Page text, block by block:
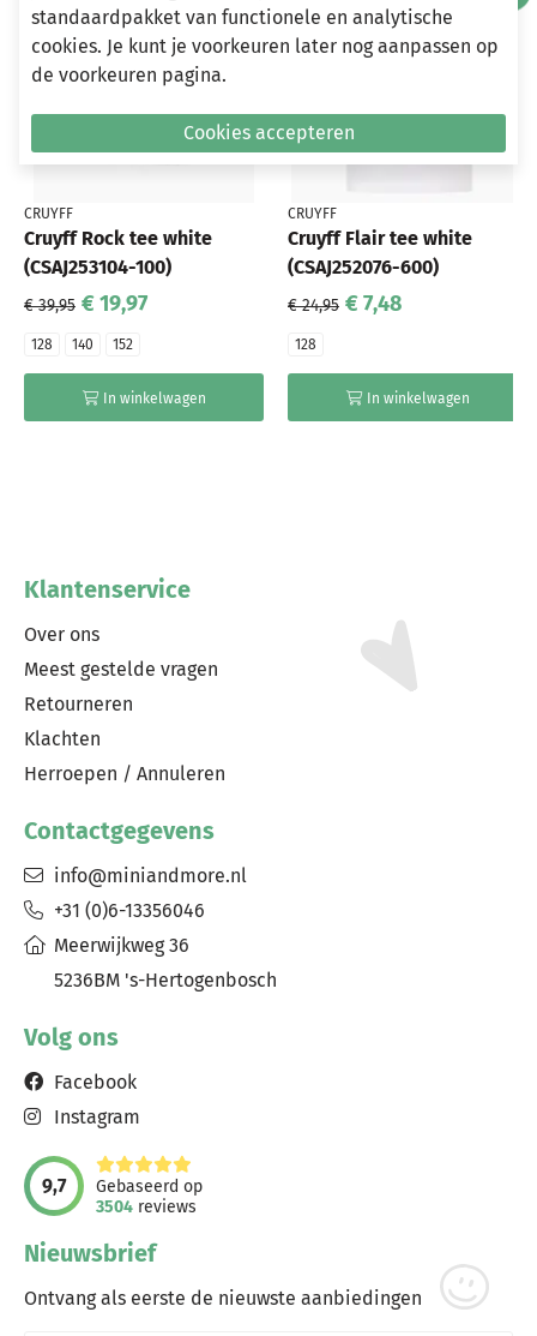
CRUYFF
Cruyff Rock tee white
(CSAJ253104-100)
€ 39,95 € 19,97
128 140 152
In winkelwagen
CRUYFF
Cruyff Flair tee white
(CSAJ252076-600)
€ 24,95 € 7,48
128
In winkelwagen
Klantenservice
Over ons
Meest gestelde vragen
Retourneren
Klachten
Herroepen / Annuleren
Contactgegevens
info@miniandmore.nl
+31 (0)6-13356046
Meerwijkweg 36
5236BM 's-Hertogenbosch
Volg ons
Facebook
Instagram
9,7
Gebaseerd op
3504 reviews
Nieuwsbrief
Ontvang als eerste de nieuwste aanbiedingen
standaardpakket van functionele en analytische
cookies. Je kunt je voorkeuren later nog aanpassen op
de voorkeuren pagina.
Cookies accepteren